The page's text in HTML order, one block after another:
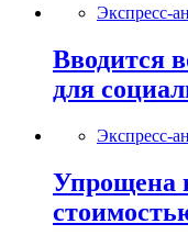
Экспресс-
Вводится
для
Экспресс-
Упрощена